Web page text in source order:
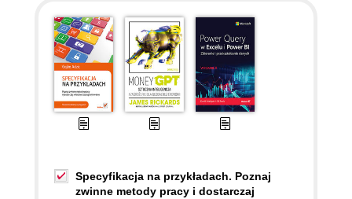
Specyfikacja na przykładach. Poznaj
zwinne metody pracy i dostarczaj